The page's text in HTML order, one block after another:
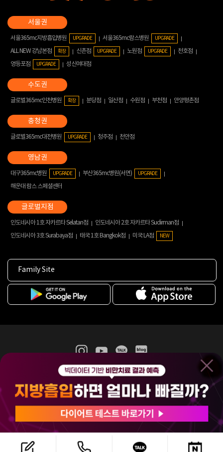
서울365mc지방흡입병원 UPGRADE 서울365mc람스병원 UPGRADE
ALL NEW 강남본점 확장 신촌점 UPGRADE 노원점 UPGRADE
천호점
영등포점
UPGRADE 성신여대점
글로벌365mc인천병원 확장 분당점 일산점 수원점 부천점 안양평촌점
글로벌365mc대전병원 UPGRADE 청주점 천안점
대구365mc병원 UPGRADE 부산365mc병원(서면) UPGRADE
해운대 람스 스페셜센터
인도네시아 1호 자카르타 Selatan점
인도네시아 2호 자카르타 Sudirman점
인도네시아 3호 Surabaya점
태국 1호 Bangkok점 미국 LA점 NEW
Family Site
365mc 병·의원 이용약관
홈페이지 이용약관
비급여진료수가
(주)365mcㅣ서울특별시 서초구 서초대로52길 7, 3~4층(서초동, 제일빌딩)
120-87-04354ㅣ김남철
COPYRIGHT(C) 2025 365mc. ALL RIGHTS RESERVED.